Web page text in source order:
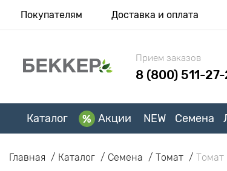
Покупателям Доставка и оплата
Прием заказов
8 (800) 511-
Каталог Акции NEW Семена
Главная Каталог Семена Томат Томат